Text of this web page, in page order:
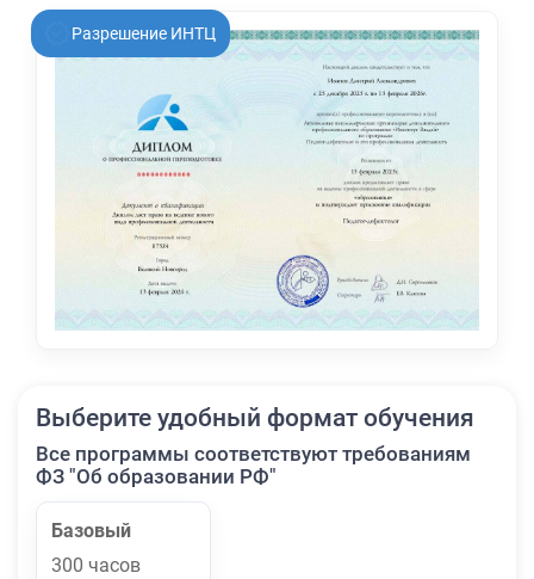
Разрешение ИНТЦ
Выберите удобный формат обучения
Все программы соответствуют требованиям
ФЗ "Об образовании РФ"
Базовый
300 часов